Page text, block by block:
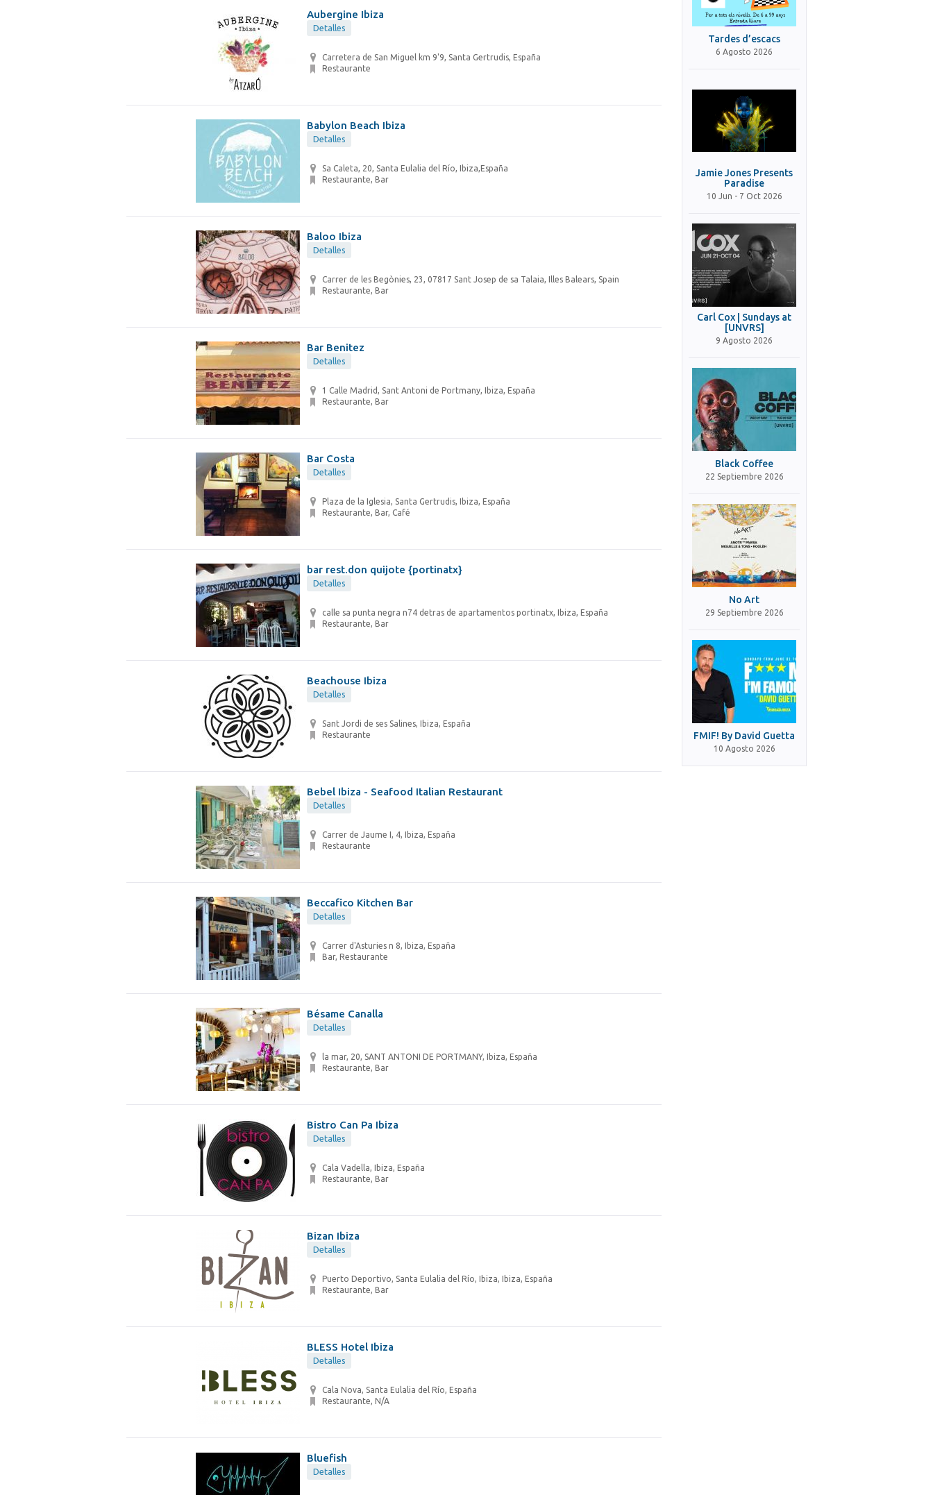
Aubergine Ibiza
Detalles
Carretera de San Miguel km 9'9, Santa Gertrudis, España
Restaurante
Babylon Beach Ibiza
Detalles
Sa Caleta, 20, Santa Eulalia del Río, Ibiza,España
Restaurante, Bar
Baloo Ibiza
Detalles
Carrer de les Begònies, 23, 07817 Sant Josep de sa Talaia, Illes Balears, Spain
Restaurante, Bar
Bar Benitez
Detalles
1 Calle Madrid, Sant Antoni de Portmany, Ibiza, España
Restaurante, Bar
Bar Costa
Detalles
Plaza de la Iglesia, Santa Gertrudis, Ibiza, España
Restaurante, Bar, Café
bar rest.don quijote {portinatx}
Detalles
calle sa punta negra n74 detras de apartamentos portinatx, Ibiza, España
Restaurante, Bar
Beachouse Ibiza
Detalles
Sant Jordi de ses Salines, Ibiza, España
Restaurante
Bebel Ibiza - Seafood Italian Restaurant
Detalles
Carrer de Jaume I, 4, Ibiza, España
Restaurante
Beccafico Kitchen Bar
Detalles
Carrer d'Asturies n 8, Ibiza, España
Bar, Restaurante
Bésame Canalla
Detalles
la mar, 20, SANT ANTONI DE PORTMANY, Ibiza, España
Restaurante, Bar
Bistro Can Pa Ibiza
Detalles
Cala Vadella, Ibiza, España
Restaurante, Bar
Bizan Ibiza
Detalles
Puerto Deportivo, Santa Eulalia del Río, Ibiza, Ibiza, España
Restaurante, Bar
BLESS Hotel Ibiza
Detalles
Cala Nova, Santa Eulalia del Río, España
Restaurante, N/A
Bluefish
Detalles
Tardes d’escacs
6 Agosto 2026
Jamie Jones Presents
Paradise
10 Jun - 7 Oct 2026
Carl Cox | Sundays at
[UNVRS]
9 Agosto 2026
Black Coffee
22 Septiembre 2026
No Art
29 Septiembre 2026
FMIF! By David Guetta
10 Agosto 2026